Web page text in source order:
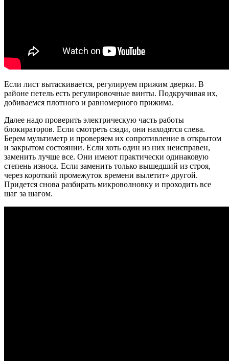
Если лист вытаскивается, регулируем прижим дверки. В
районе петель есть регулировочные винты. Подкручивая их,
добиваемся плотного и равномерного прижима.
Далее надо проверить электрическую часть работы
блокираторов. Если смотреть сзади, они находятся слева.
Берем мультиметр и проверяем их сопротивление в открытом
и закрытом состоянии. Если хоть один из них неисправен,
заменить лучше все. Они имеют практически одинаковую
степень износа. Если заменить только вышедший из строя,
через короткий промежуток времени вылетит» другой.
Придется снова разбирать микроволновку и проходить все
шаг за шагом.